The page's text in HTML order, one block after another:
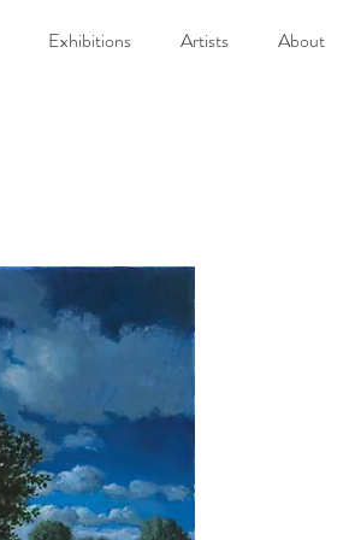
Exhibitions Artists About